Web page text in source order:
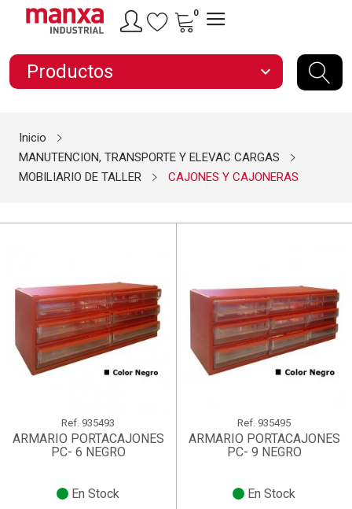
0
Productos expand_more
Inicio
MANUTENCION, TRANSPORTE Y ELEVAC CARGAS
MOBILIARIO DE TALLER
CAJONES Y CAJONERAS
Ref. 935493
ARMARIO PORTACAJONES
PC- 6 NEGRO
En Stock
Ref. 935495
ARMARIO PORTACAJONES
PC- 9 NEGRO
En Stock